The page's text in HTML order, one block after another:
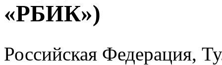
«РБИК»)
Российская Федерация,